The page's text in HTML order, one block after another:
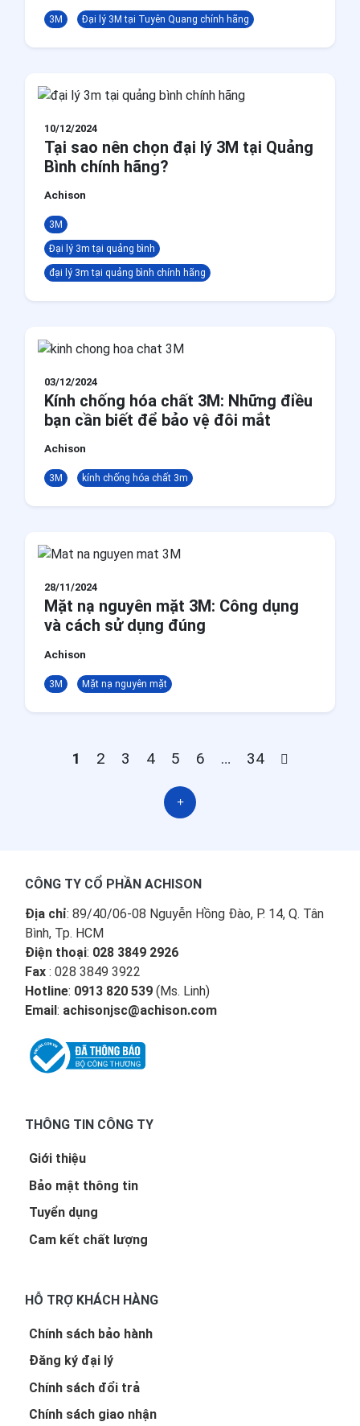
3M Đại lý 3M tại Tuyên Quang chính hãng
10/12/2024
Tại sao nên chọn đại lý 3M tại Quảng
Bình chính hãng?
Achison
3M
Đại lý 3m tại quảng bình
đại lý 3m tại quảng bình chính hãng
03/12/2024
Kính chống hóa chất 3M: Những điều
bạn cần biết để bảo vệ đôi mắt
Achison
3M kính chống hóa chất 3m
28/11/2024
Mặt nạ nguyên mặt 3M: Công dụng
và cách sử dụng đúng
Achison
3M Mặt nạ nguyên mặt
1 2 3 4 5 6 … 34
CÔNG TY CỔ PHẦN ACHISON
Địa chỉ: 89/40/06-08 Nguyễn Hồng Đào, P. 14, Q. Tân
Bình, Tp. HCM
Điện thoại: 028 3849 2926
Fax : 028 3849 3922
Hotline: 0913 820 539 (Ms. Linh)
Email: achisonjsc@achison.com
THÔNG TIN CÔNG TY
Giới thiệu
Bảo mật thông tin
Tuyển dụng
Cam kết chất lượng
HỖ TRỢ KHÁCH HÀNG
Chính sách bảo hành
Đăng ký đại lý
Chính sách đổi trả
Chính sách giao nhận